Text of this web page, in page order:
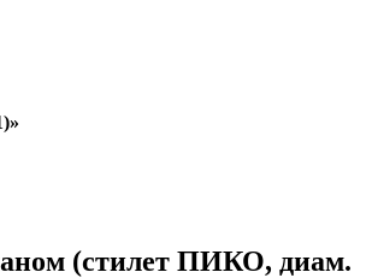
(стилет ПИКО, диам.